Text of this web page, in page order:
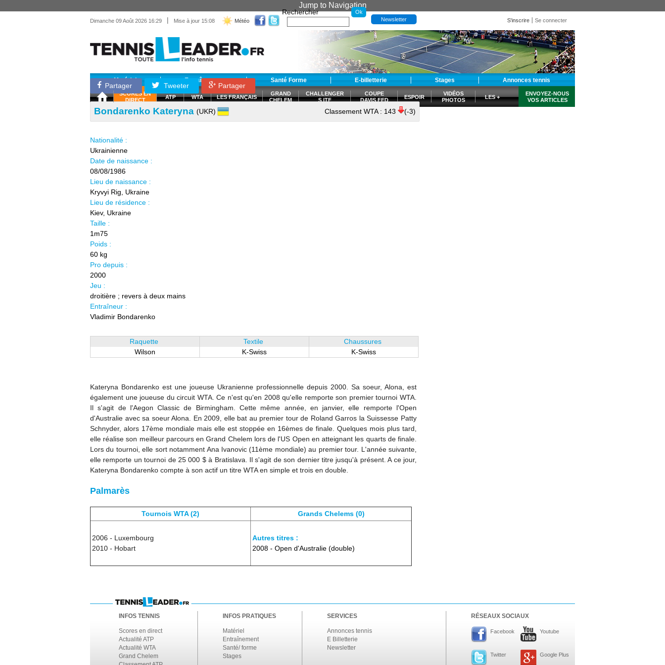
Jump to Navigation
Dimanche 09 Août 2026 16:29 | Mise à jour 15:08 Météo
Rechercher
Newsletter S'inscrire Se connecter
Matériel Entraînement Santé Forme E-billetterie Stages Annonces tennis
SCORES EN
DIRECT
ATP WTA LES FRANÇAIS
GRAND
CHELEM
CHALLENGER
S ITF
COUPE
DAVIS FED
ESPOIR
S
VIDÉOS
PHOTOS
LES +
ENVOYEZ-NOUS
VOS ARTICLES
Partager Tweeter Partager
Bondarenko Kateryna (UKR) Classement WTA : 143 (-3)
Nationalité :
Ukrainienne
Date de naissance :
08/08/1986
Lieu de naissance :
Kryvyi Rig, Ukraine
Lieu de résidence :
Kiev, Ukraine
Taille :
1m75
Poids :
60 kg
Pro depuis :
2000
Jeu :
droitière ; revers à deux mains
Entraîneur :
Vladimir Bondarenko
Raquette
Wilson
Textile
K-Swiss
Chaussures
K-Swiss
Kateryna Bondarenko est une joueuse Ukranienne professionnelle depuis 2000. Sa soeur, Alona, est
également une joueuse du circuit WTA. Ce n'est qu'en 2008 qu'elle remporte son premier tournoi WTA.
Il s'agit de l'Aegon Classic de Birmingham. Cette même année, en janvier, elle remporte l'Open
d'Australie avec sa soeur Alona. En 2009, elle bat au premier tour de Roland Garros la Suissesse Patty
Schnyder, alors 17ème mondiale mais elle est stoppée en 16èmes de finale. Quelques mois plus tard,
elle réalise son meilleur parcours en Grand Chelem lors de l'US Open en atteignant les quarts de finale.
Lors du tournoi, elle sort notamment Ana Ivanovic (11ème mondiale) au premier tour. L'année suivante,
elle remporte un tournoi de 25 000 $ à Bratislava. Il s'agit de son dernier titre jusqu'à présent. A ce jour,
Kateryna Bondarenko compte à son actif un titre WTA en simple et trois en double.
Palmarès
Tournois WTA (2) Grands Chelems (0)
2006 - Luxembourg
2010 - Hobart
Autres titres :
2008 - Open d'Australie (double)
INFOS TENNIS
Scores en direct
Actualité ATP
Actualité WTA
Grand Chelem
INFOS PRATIQUES
Matériel
Entraînement
Santé/ forme
Stages
SERVICES
Annonces tennis
E Billetterie
Newsletter
RÉSEAUX SOCIAUX
Facebook Youtube
Twitter Google Plus